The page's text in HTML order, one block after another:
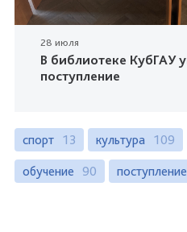
28 июля
В библиотеке КубГАУ
поступление
спорт 13 культура 109
обучение 90 поступление